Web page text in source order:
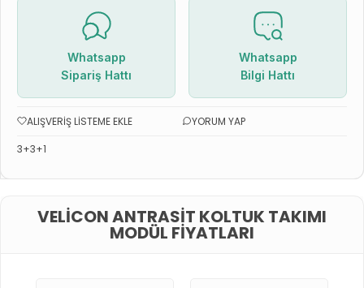
Whatsapp
Sipariş Hattı
Whatsapp
Bilgi Hattı
ALIŞVERIŞ LISTEME EKLE
YORUM YAP
3+3+1
VELICON ANTRASIT KOLTUK TAKIMI
MODÜL FIYATLARI